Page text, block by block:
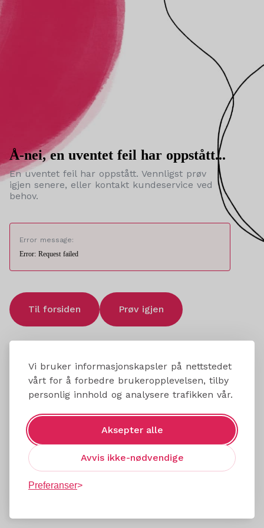
Vi bruker informasjonskapsler på nettstedet
vårt for å forbedre brukeropplevelsen, tilby
personlig innhold og analysere trafikken vår.
Aksepter alle
Avvis ikke-nødvendige
Preferanser
Å-nei, en uventet feil har oppstått...
En uventet feil har oppstått. Vennligst prøv
igjen senere, eller kontakt kundeservice ved
behov.
Error message:
Error: Request failed
Til forsiden Prøv igjen